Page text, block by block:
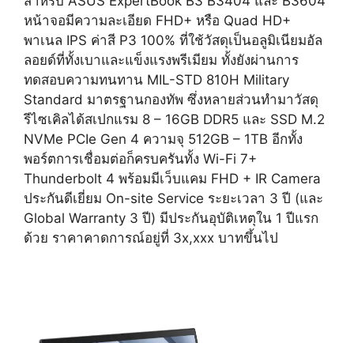
หน้าจอมีความละเอียด FHD+ หรือ Quad HD+
พาเนล IPS ค่าสี P3 100% ที่ใช้วัสดุเป็นอลูมิเนียมอัล
ลอยด์ที่ทั้งเบาและแข็งแรงพรีเมียม ทั้งยังผ่านการ
ทดสอบความทนทาน MIL-STD 810H Military
Standard มาตรฐานกองทัพ ซึ่งหลายส่วนทำมาวัสดุ
รีไซเคิลได้สเปกแรม 8 – 16GB DDR5 และ SSD M.2
NVMe PCIe Gen 4 ความจุ 512GB – 1TB อีกทั้ง
พอร์ตการเชื่อมต่อก็ครบครันทั้ง Wi-Fi 7+
Thunderbolt 4 พร้อมมีเว็บแคม FHD + IR Camera
ประกันดีเยี่ยม On-site Service ระยะเวลา 3 ปี (และ
Global Warranty 3 ปี) มีประกันอุบัติเหตุใน 1 ปีแรก
ด้วย ราคาคาดการณ์อยู่ที่ 3x,xxx บาทขึ้นไป